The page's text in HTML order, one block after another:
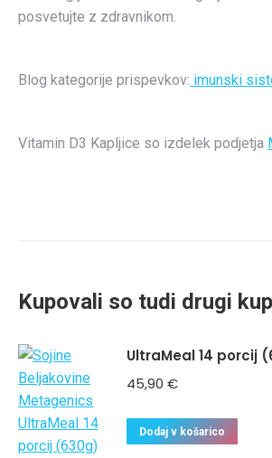
posvetujte z zdravnikom.
Blog kategorije prispevkov: imunski
Vitamin D3 Kapljice so izdelek podjetja
Kupovali so tudi drugi
UltraMeal 14 porcij
45,90 €
Dodaj v košarico